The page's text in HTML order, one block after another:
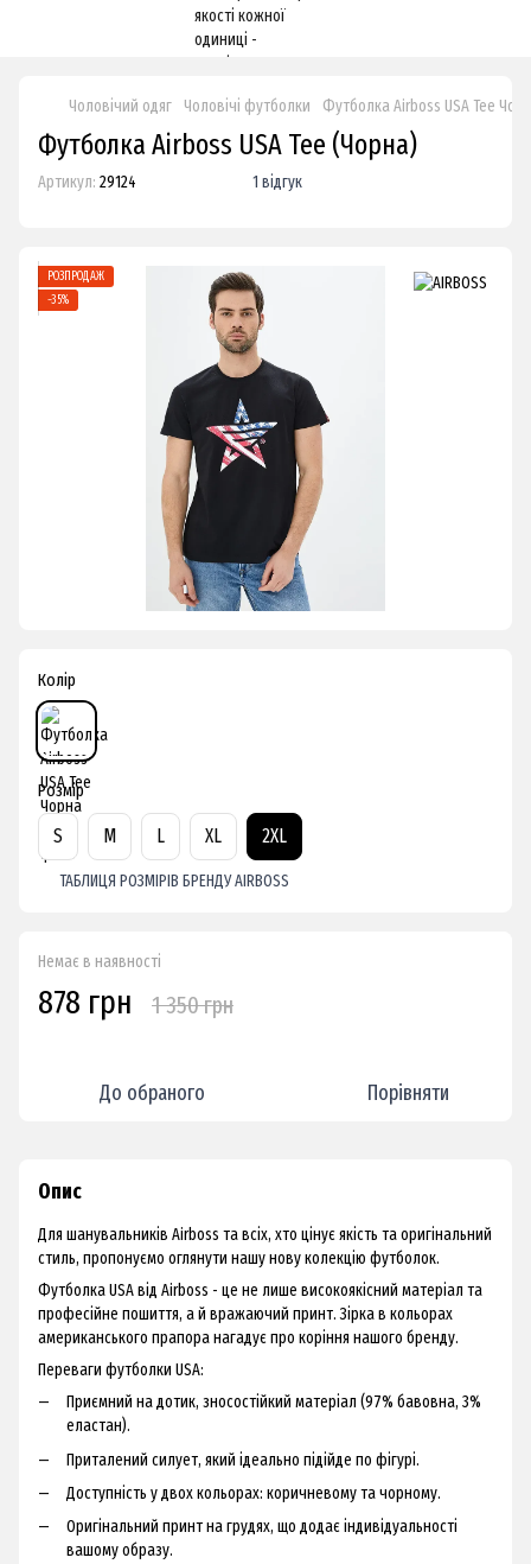
Чоловічий одяг Чоловічі футболки Футболка Airboss USA Tee
Футболка Airboss USA Tee (Чорна)
Артикул: 29124 1 відгук
РОЗПРОДАЖ
−35%
Колір
Розмір
S M L XL 2XL
ТАБЛИЦЯ РОЗМІРІВ БРЕНДУ AIRBOSS
Немає в наявності
878 грн 1 350 грн
До обраного Порівняти
Опис
Для шанувальників Airboss та всіх, хто цінує якість та оригінальний
стиль, пропонуємо оглянути нашу нову колекцію футболок.
Футболка USA від Airboss - це не лише високоякісний матеріал та
професійне пошиття, а й вражаючий принт. Зірка в кольорах
американського прапора нагадує про коріння нашого бренду.
Переваги футболки USA:
Приємний на дотик, зносостійкий матеріал (97% бавовна, 3%
еластан).
Приталений силует, який ідеально підійде по фігурі.
Доступність у двох кольорах: коричневому та чорному.
Оригінальний принт на грудях, що додає індивідуальності
вашому образу.